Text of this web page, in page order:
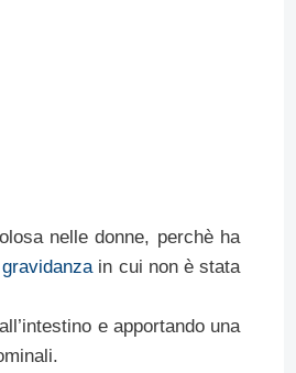
nelle donne, perchè ha
gravidanza in cui non è stata
e apportando una